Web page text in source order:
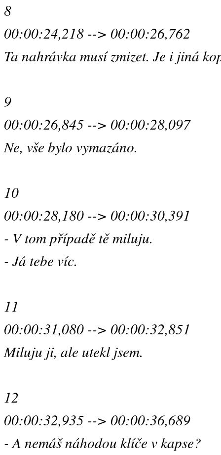
8
00:00:24,218 --> 00:00:26,762
Ta nahrávka musí zmizet. Je i jiná
9
00:00:26,845 --> 00:00:28,097
Ne, vše bylo vymazáno.
10
00:00:28,180 --> 00:00:30,391
- V tom případě tě miluju.
- Já tebe víc.
11
00:00:31,080 --> 00:00:32,851
Miluju ji, ale utekl jsem.
12
00:00:32,935 --> 00:00:36,689
- A nemáš náhodou klíče v kapse?